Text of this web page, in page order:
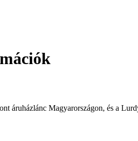
Magyarországon, és a